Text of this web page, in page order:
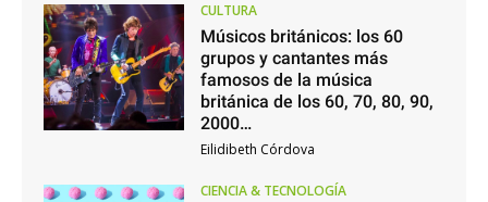
CULTURA
Músicos británicos: los 60
grupos y cantantes más
famosos de la música
británica de los 60, 70, 80, 90,
2000…
Eilidibeth Córdova
CIENCIA & TECNOLOGÍA